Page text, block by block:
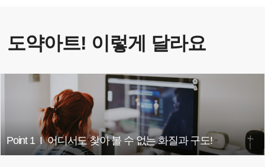
도약아트! 이렇게 달라요
Point 1 I 어디서도 찾아 볼 수 없는 화질과 구도!